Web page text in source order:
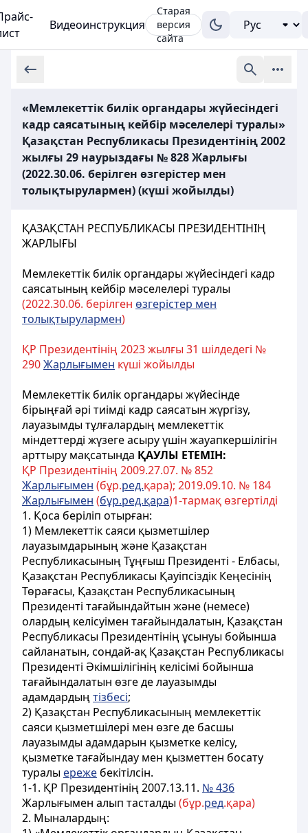
Видеоинструкция
Старая
версия
сайта
«Мемлекеттік билiк органдары жүйесіндегі
кадр саясатының кейбір мәселелерi туралы»
Қазақстан Республикасы Президентінің 2002
жылғы 29 наурыздағы № 828 Жарлығы
(2022.30.06. берілген өзгерістер мен
толықтырулармен) (күші жойылды)
ҚАЗАҚСТАН РЕСПУБЛИКАСЫ ПРЕЗИДЕНТІНІҢ
ЖАРЛЫҒЫ
Мемлекеттік билiк органдары жүйесіндегі кадр
саясатының кейбір мәселелерi туралы
(2022.30.06. берілген өзгерістер мен
толықтырулармен)
ҚР Президентінің 2023 жылғы 31 шілдедегі №
290Жарлығымен күші жойылды
Мемлекеттік билiк органдары жүйесiнде
бiрыңғай әрi тиiмдi кадр саясатын жүргiзу,
лауазымды тұлғалардың мемлекеттік
мiндеттердi жүзеге асыру үшін жауапкершiлiгiн
арттыру мақсатында ҚАУЛЫ ЕТЕМІН:
ҚР Президентінің 2009.27.07. № 852
Жарлығымен (бұр.ред.қара); 2019.09.10. № 184
Жарлығымен (бұр.ред.қара)1-тармақ өзгертілді
1. Қоса берiлiп отырған:
1) Мемлекеттік саяси қызметшілер
лауазымдарының және Қазақстан
Республикасының Тұңғыш Президенті - Елбасы,
Қазақстан Республикасы Қауіпсіздік Кеңесінің
Төрағасы, Қазақстан Республикасының
Президенті тағайындайтын және (немесе)
олардың келісуімен тағайындалатын, Қазақстан
Республикасы Президентінің ұсынуы бойынша
сайланатын, сондай-ақ Қазақстан Республикасы
Президенті Әкімшілігінің келісімі бойынша
тағайындалатын өзге де лауазымды
адамдардыңтізбесі;
2) Қазақстан Республикасының мемлекеттік
саяси қызметшілерi мен өзге де басшы
лауазымды адамдарын қызметке келiсу,
қызметке тағайындау мен қызметтен босату
туралы ереже бекітілсін.
1-1. ҚР Президентінің 2007.13.11. № 436
Жарлығымен алып тасталды(бұр.ред.қара)
2. Мыналардың: